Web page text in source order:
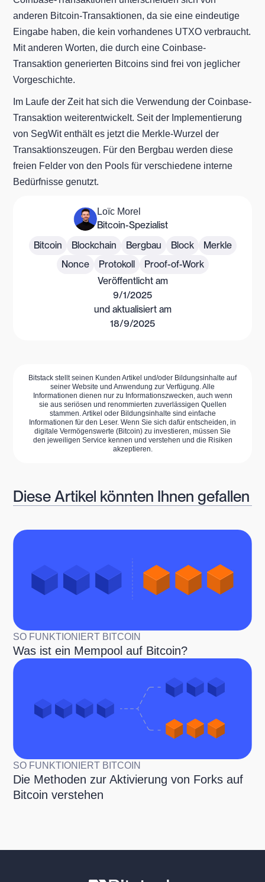
anderen Bitcoin-Transaktionen, da sie eine eindeutige
Eingabe haben, die kein vorhandenes UTXO verbraucht.
Mit anderen Worten, die durch eine Coinbase-
Transaktion generierten Bitcoins sind frei von jeglicher
Vorgeschichte.
Im Laufe der Zeit hat sich die Verwendung der Coinbase-
Transaktion weiterentwickelt. Seit der Implementierung
von SegWit enthält es jetzt die Merkle-Wurzel der
Transaktionszeugen. Für den Bergbau werden diese
freien Felder von den Pools für verschiedene interne
Bedürfnisse genutzt.
Loïc Morel
Bitcoin-Spezialist
Bitcoin
Blockchain Bergbau Block
Merkle
Nonce
Protokoll
Proof-of-Work
Veröffentlicht am
9/1/2025
und aktualisiert am
18/9/2025
Bitstack stellt seinen Kunden Artikel und/oder Bildungsinhalte auf
seiner Website und Anwendung zur Verfügung. Alle
Informationen dienen nur zu Informationszwecken, auch wenn
sie aus seriösen und renommierten zuverlässigen Quellen
stammen. Artikel oder Bildungsinhalte sind einfache
Informationen für den Leser. Wenn Sie sich dafür entscheiden, in
digitale Vermögenswerte (Bitcoin) zu investieren, müssen Sie
den jeweiligen Service kennen und verstehen und die Risiken
akzeptieren.
Diese Artikel könnten Ihnen gefallen
SO FUNKTIONIERT BITCOIN
Was ist ein Mempool auf Bitcoin?
SO FUNKTIONIERT BITCOIN
Die Methoden zur Aktivierung von Forks auf
Bitcoin verstehen